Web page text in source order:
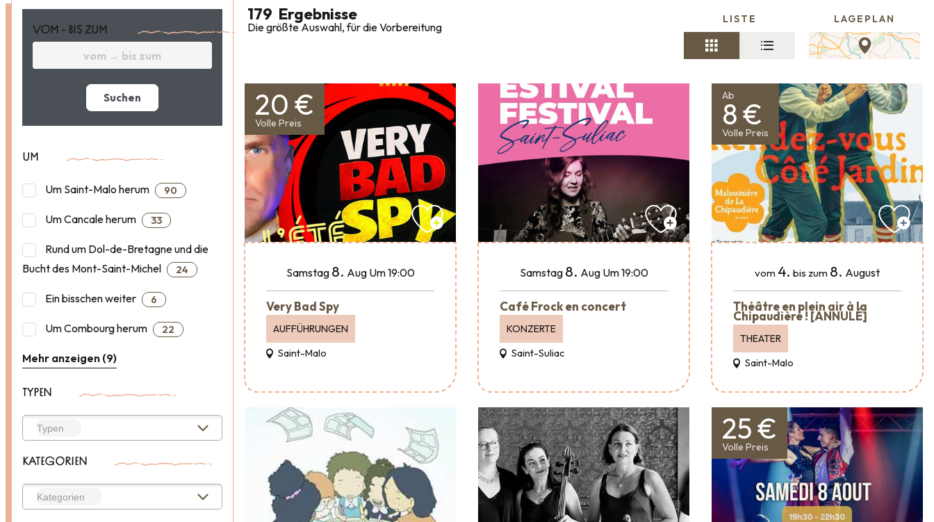
VOM - BIS ZUM
Suchen
UM
Um Saint-Malo herum 90
Um Cancale herum 33
Rund um Dol-de-Bretagne und die
Bucht des Mont-Saint-Michel
24
Ein bisschen weiter 6
Um Combourg herum 22
Mehr anzeigen (9)
TYPEN
KATEGORIEN
179 Ergebnisse
Die größte Auswahl, für die Vorbereitung
LISTE LAGEPLAN
20 €
Volle Preis
Samstag 8. Aug Um 19:00
Very Bad Spy
AUFFÜHRUNGEN
Saint-Malo
Samstag 8. Aug Um 19:00
Café Frock en concert
KONZERTE
Saint-Suliac
Ab
8 €
Volle Preis
vom 4. bis zum 8. August
Théâtre en plein air à la
Chipaudière ! [ANNULÉ]
THEATER
Saint-Malo
25 €
Volle Preis